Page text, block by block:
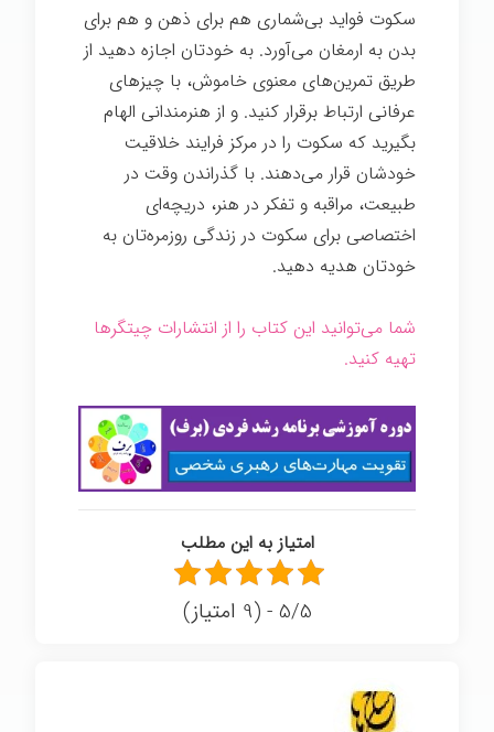
سکوت فواید بی‌شماری هم برای ذهن و هم برای
بدن به ارمغان می‌آورد. به خودتان اجازه دهید از
طریق تمرین‌های معنوی خاموش، با چیزهای
عرفانی ارتباط برقرار کنید. و از هنرمندانی الهام
بگیرید که سکوت را در مرکز فرایند خلاقیت
خودشان قرار می‌دهند. با گذراندن وقت در
طبیعت، مراقبه و تفکر در هنر، دریچه‌ای
اختصاصی برای سکوت در زندگی روزمره‌تان به
خودتان هدیه دهید.
شما می‌توانید این کتاب را از انتشارات چیتگرها
تهیه کنید.
امتیاز به این مطلب
5/5 - (9 امتیاز)